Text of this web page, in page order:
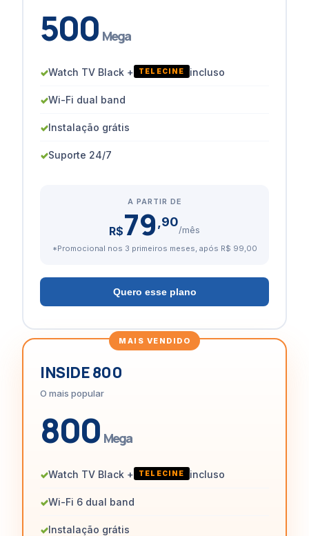
500 Mega
✓Watch TV Black + TELECINE incluso
✓Wi-Fi dual band
✓Instalação grátis
✓Suporte 24/7
A PARTIR DE
R$79 ,90
/mês
*Promocional nos 3 primeiros meses, após R$ 99,00
Quero esse plano
INSIDE 800
O mais popular
800 Mega
✓Watch TV Black + TELECINE incluso
✓Wi-Fi 6 dual band
✓Instalação grátis